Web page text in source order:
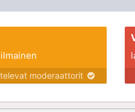
moderaattorit